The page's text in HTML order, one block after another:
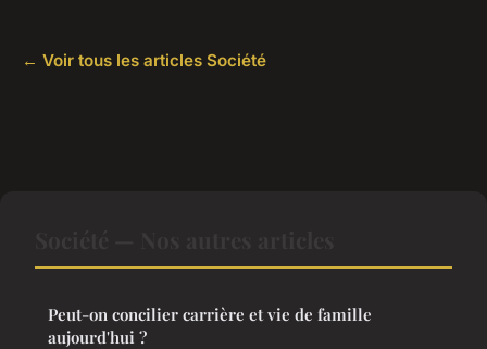
← Voir tous les articles Société
Peut-on concilier carrière et vie de famille
aujourd'hui ?